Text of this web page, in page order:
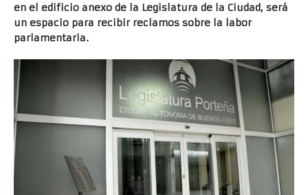
en el edificio anexo de la Legislatura de la Ciudad, será
un espacio para recibir reclamos sobre la labor
parlamentaria.